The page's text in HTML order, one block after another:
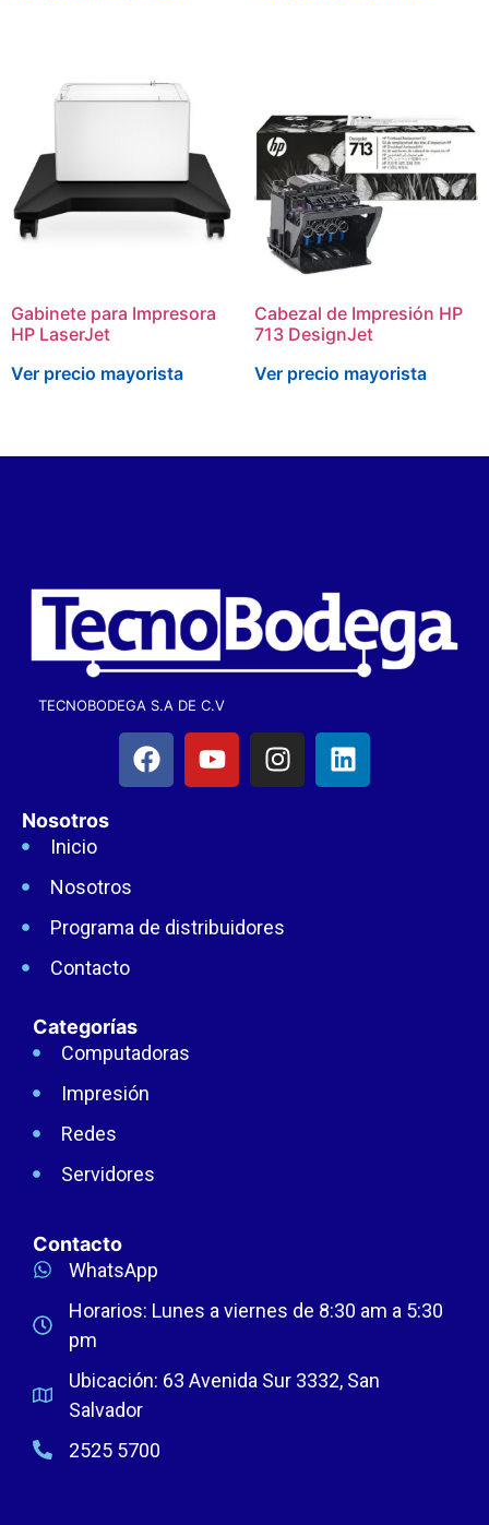
Gabinete para Impresora
HP LaserJet
Ver precio mayorista
Cabezal de Impresión HP
713 DesignJet
Ver precio mayorista
TECNOBODEGA S.A DE C.V
Nosotros
Inicio
Nosotros
Programa de distribuidores
Contacto
Categorías
Computadoras
Impresión
Redes
Servidores
Contacto
WhatsApp
Horarios: Lunes a viernes de 8:30 am a 5:30
pm
Ubicación: 63 Avenida Sur 3332, San
Salvador
2525 5700